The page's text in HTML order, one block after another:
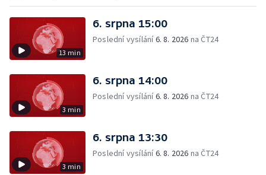
13 min
6. srpna 15:00
Poslední vysílání6. 8. 2026 na ČT24
3 min
6. srpna 14:00
Poslední vysílání6. 8. 2026 na ČT24
3 min
6. srpna 13:30
Poslední vysílání6. 8. 2026 na ČT24